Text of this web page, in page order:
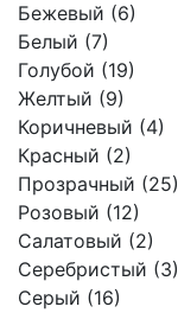
Бежевый (6)
Белый (7)
Голубой (19)
Желтый (9)
Коричневый (4)
Красный (2)
Прозрачный (25)
Розовый (12)
Салатовый (2)
Серебристый (3)
Серый (16)